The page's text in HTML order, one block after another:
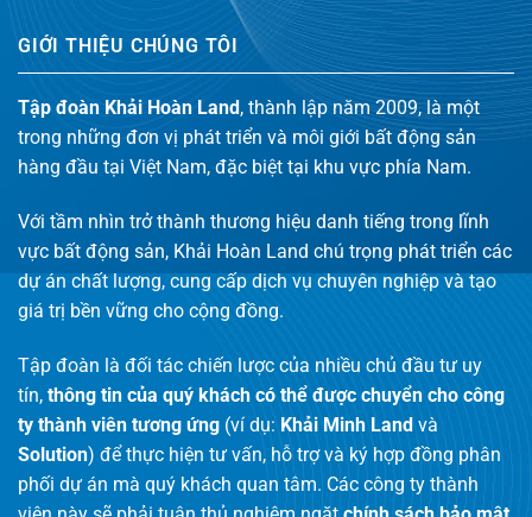
GIỚI THIỆU CHÚNG TÔI
Tập đoàn Khải Hoàn Land , thành lập năm 2009, là một
trong những đơn vị phát triển và môi giới bất động sản
hàng đầu tại Việt Nam, đặc biệt tại khu vực phía Nam.
Với tầm nhìn trở thành thương hiệu danh tiếng trong lĩnh
vực bất động sản, Khải Hoàn Land chú trọng phát triển các
dự án chất lượng, cung cấp dịch vụ chuyên nghiệp và tạo
giá trị bền vững cho cộng đồng.
Tập đoàn là đối tác chiến lược của nhiều chủ đầu tư uy
tín, thông tin của quý khách có thể được chuyển cho công
ty thành viên tương ứng (ví dụ: Khải Minh Land và
Solution) để thực hiện tư vấn, hỗ trợ và ký hợp đồng phân
phối dự án mà quý khách quan tâm. Các công ty thành